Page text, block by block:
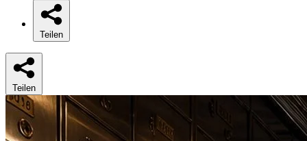
Teilen
Teilen